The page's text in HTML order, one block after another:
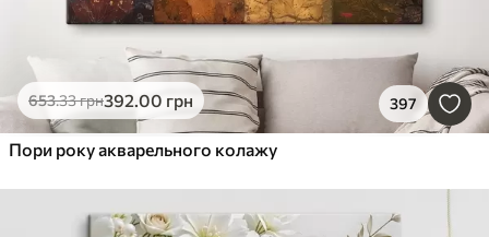
653.33грн392.00 грн 397
Пори року акварельного колажу